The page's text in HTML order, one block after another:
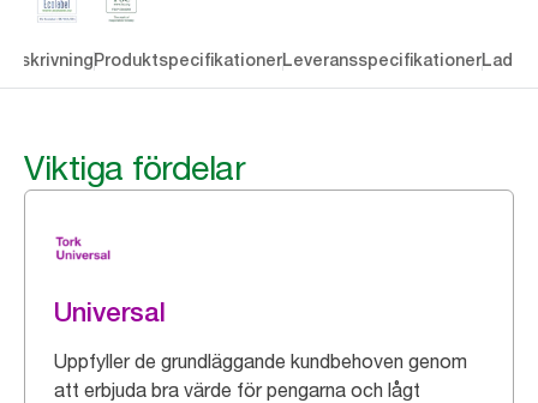
ProduktspecifikationerLeveransspecifikationerLadda
Viktiga fördelar
Universal
Uppfyller de grundläggande kundbehoven genom
att erbjuda bra värde för pengarna och lågt